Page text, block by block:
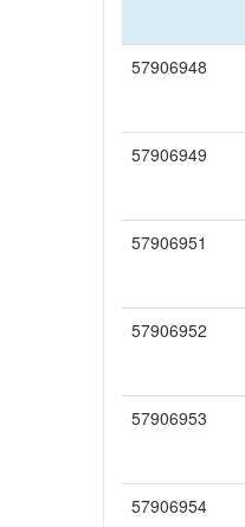
57906948
57906949
57906951
57906952
57906953
57906954